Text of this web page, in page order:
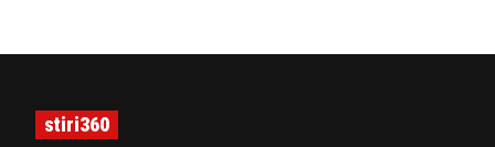
stiri360